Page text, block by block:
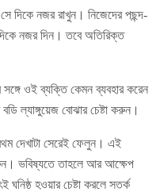
দিকে নজর রাখুন। নিজেদের পছন্দ-
নজর দিন। তবে অতিরিক্ত
ওই ব্যক্তি কেমন ব্যবহার করেন
ল্যাঙ্গুয়েজ বোঝার চেষ্টা করুন।
দেখাটা সেরেই ফেলুন। এই
ভবিষ্যতে তাহলে আর আক্ষেপ
হওয়ার চেষ্টা করলে সতর্ক